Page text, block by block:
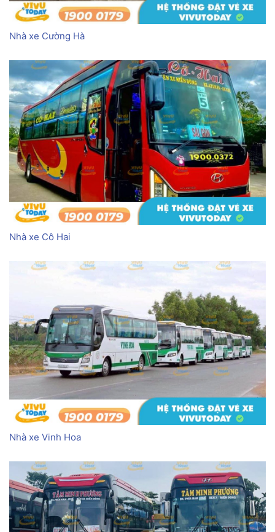
Nhà xe Cường Hà
Nhà xe Cô Hai
Nhà xe Vinh Hoa